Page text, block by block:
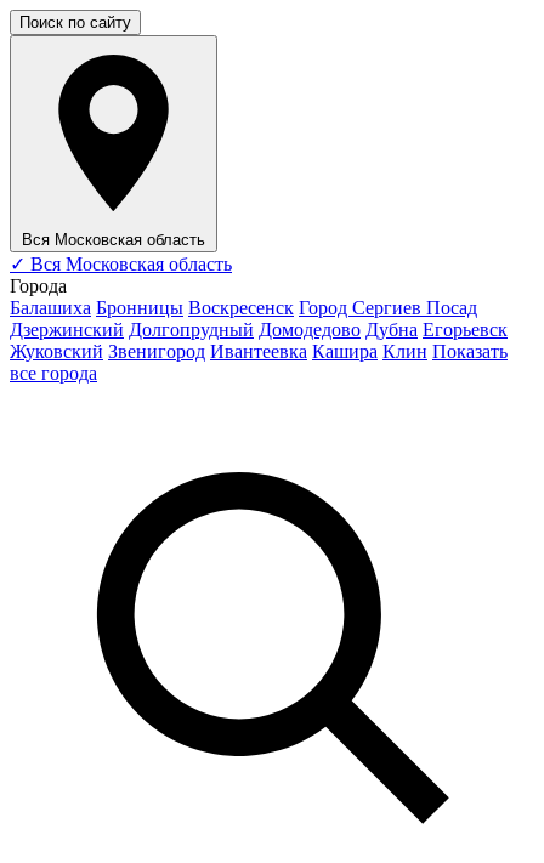
Поиск по сайту
Вся Московская область
✓ Вся Московская область
Города
Балашиха Бронницы Воскресенск Город Сергиев Посад
Дзержинский Долгопрудный Домодедово Дубна Егорьевск
Жуковский Звенигород Ивантеевка Кашира Клин Показать
все города